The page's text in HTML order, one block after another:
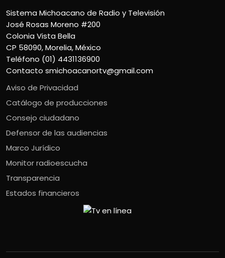
Sistema Michoacano de Radio y Televisión
José Rosas Moreno #200
Colonia Vista Bella
CP 58090, Morelia, México
Teléfono (01) 4431136900
Contacto smichoacanortv@gmail.com
Aviso de Privacidad
Catálogo de producciones
Consejo ciudadano
Defensor de las audiencias
Marco Jurídico
Monitor radioescucha
Transparencia
Estados financieros